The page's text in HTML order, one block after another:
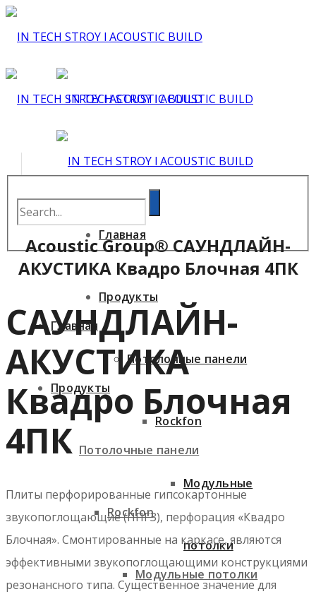
Главная
Продукты
Потолочные панели
Rockfon
Модульные потолки
Главная
Продукты
Потолочные панели
Rockfon
Модульные
потолки
Acoustic Group® САУНДЛАЙН-
АКУСТИКА Квадро Блочная 4ПК
САУНДЛАЙН-
АКУСТИКА
Квадро Блочная
4ПК
Плиты перфорированные гипсокартонные
звукопоглощающие (ППГЗ), перфорация «Квадро
Блочная». Смонтированные на каркасе, являются
эффективными звукопоглощающими конструкциями
резонансного типа. Существенное значение для